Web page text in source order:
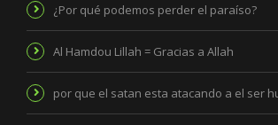
¿Por qué podemos perder el paraíso?
Al Hamdou Lillah = Gracias a Allah
por que el satan esta atacando a el ser